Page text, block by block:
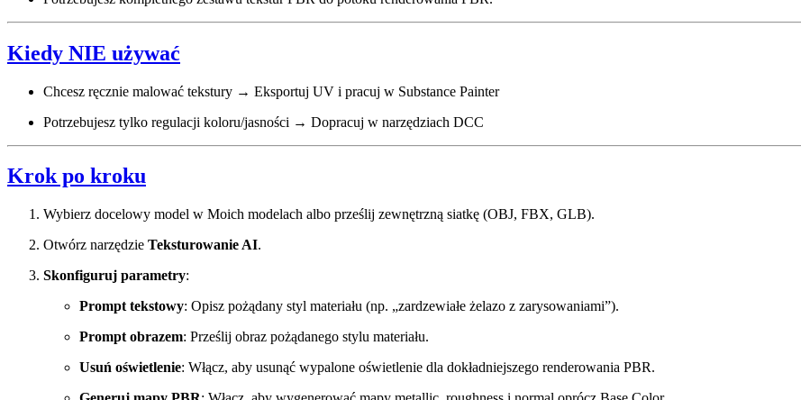
Kiedy NIE używać
Chcesz ręcznie malować tekstury → Eksportuj UV i pracuj w Substance Painter
Potrzebujesz tylko regulacji koloru/jasności → Dopracuj w narzędziach DCC
Krok po kroku
Wybierz docelowy model w Moich modelach albo prześlij zewnętrzną siatkę (OBJ, FBX, GLB).
Otwórz narzędzie Teksturowanie AI.
Skonfiguruj parametry:
Prompt tekstowy: Opisz pożądany styl materiału (np. „zardzewiałe żelazo z zarysowaniami”).
Prompt obrazem: Prześlij obraz pożądanego stylu materiału.
Usuń oświetlenie: Włącz, aby usunąć wypalone oświetlenie dla dokładniejszego renderowania PBR.